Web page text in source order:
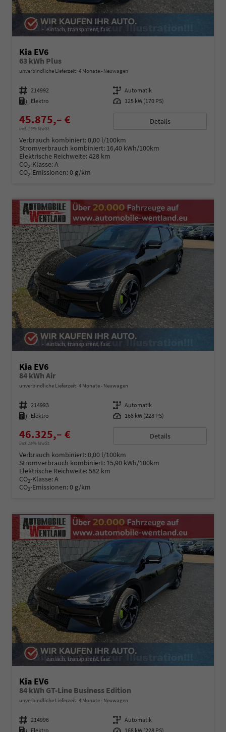
Kia EV6
63 kWh Plus
unverbindliche Lieferzeit: 4 Monate Neuwagen
Fahrzeugnummer 214992 Getriebe Automatik
Kraftstoff Elektro Leistung 125 kW (170 PS)
45.875,– €
incl. 19% MwSt.
Details
Verbrauch kombiniert:0,00 l/100km
Stromverbrauch kombiniert: 16,40 kWh/100km
Elektrische Reichweite:428 km
CO2-Klasse:A
CO2-Emissionen:0 g/km
Kia EV6
84 kWh Air
unverbindliche Lieferzeit: 4 Monate Neuwagen
Fahrzeugnummer 214993 Getriebe Automatik
Kraftstoff Elektro Leistung 168 kW (228 PS)
46.325,– €
incl. 19% MwSt.
Details
Verbrauch kombiniert:0,00 l/100km
Stromverbrauch kombiniert: 15,90 kWh/100km
Elektrische Reichweite:582 km
CO2-Klasse:A
CO2-Emissionen:0 g/km
Kia EV6
84 kWh GT-Line Business Edition
unverbindliche Lieferzeit: 4 Monate Neuwagen
Fahrzeugnummer 214996 Getriebe Automatik
Kraftstoff Elektro Leistung 168 kW (228 PS)